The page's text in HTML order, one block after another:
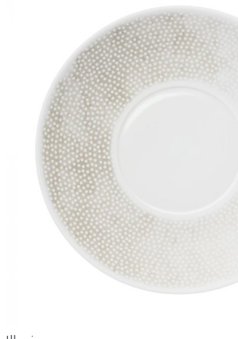
Waves & Clouds
Domain
Porzellan
Glas
Leuchten
Vasen
Sets & Gifts
Stefanies Favourites